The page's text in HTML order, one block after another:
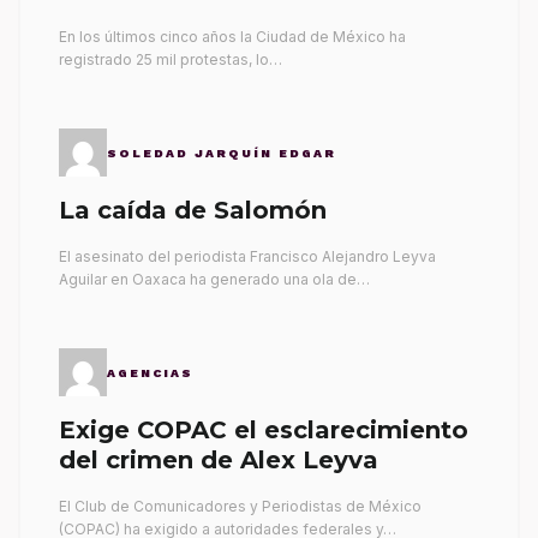
En los últimos cinco años la Ciudad de México ha
registrado 25 mil protestas, lo…
SOLEDAD JARQUÍN EDGAR
La caída de Salomón
El asesinato del periodista Francisco Alejandro Leyva
Aguilar en Oaxaca ha generado una ola de…
AGENCIAS
Exige COPAC el esclarecimiento
del crimen de Alex Leyva
El Club de Comunicadores y Periodistas de México
(COPAC) ha exigido a autoridades federales y…